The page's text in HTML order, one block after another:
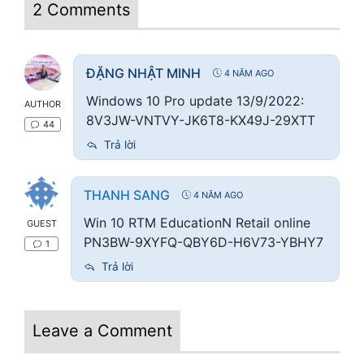
2 Comments
AUTHOR
44
ĐẶNG NHẬT MINH 4 NĂM AGO
Windows 10 Pro update 13/9/2022:
8V3JW-VNTVY-JK6T8-KX49J-29XTT
Trả lời
GUEST
1
THANH SANG 4 NĂM AGO
Win 10 RTM EducationN Retail online
PN3BW-9XYFQ-QBY6D-H6V73-YBHY7
Trả lời
Leave a Comment